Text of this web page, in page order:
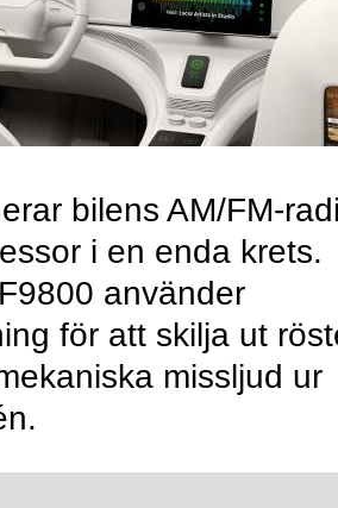
bilens AM/FM-
i en enda krets.
använder
för att skilja ut
missljud ur